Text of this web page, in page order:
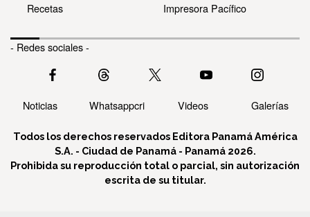
Recetas
Impresora Pacífico
- Redes sociales -
Noticias Whatsappcri Videos Galerías
Todos los derechos reservados Editora Panamá América
S.A. - Ciudad de Panamá - Panamá 2026.
Prohibida su reproducción total o parcial, sin autorización
escrita de su titular.